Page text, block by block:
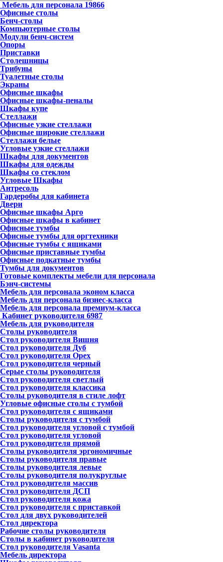
Мебель для персонала 19866
Офисные столы
Бенч-столы
Компьютерные столы
Модули бенч-систем
Опоры
Приставки
Столешницы
Трибуны
Туалетные столы
Экраны
Офисные шкафы
Офисные шкафы-пеналы
Шкафы купе
Стеллажи
Офисные узкие стеллажи
Офисные широкие стеллажи
Стеллажи белые
Угловые узкие стеллажи
Шкафы для документов
Шкафы для одежды
Шкафы со стеклом
Угловые Шкафы
Антресоль
Гардеробы для кабинета
Двери
Офисные шкафы Арго
Офисные шкафы в кабинет
Офисные тумбы
Офисные тумбы для оргтехники
Офисные тумбы с ящиками
Офисные приставные тумбы
Офисные подкатные тумбы
Тумбы для документов
Готовые комплекты мебели для персонала
Бэнч-системы
Мебель для персонала эконом класса
Мебель для персонала бизнес-класса
Мебель для персонала премиум-класса
Кабинет руководителя 6987
Мебель для руководителя
Столы руководителя
Стол руководителя Вишня
Стол руководителя Дуб
Стол руководителя Орех
Стол руководителя черный
Серые столы руководителя
Стол руководителя светлый
Стол руководителя классика
Столы руководителя в стиле лофт
Угловые офисные столы с тумбой
Стол руководителя с ящиками
Столы руководителя с тумбой
Стол руководителя угловой с тумбой
Стол руководителя угловой
Стол руководителя прямой
Столы руководителя эргономичные
Столы руководителя правые
Столы руководителя левые
Столы руководителя полукруглые
Стол руководителя массив
Стол руководителя ДСП
Стол руководителя кожа
Стол руководителя с приставкой
Стол для двух руководителей
Стол директора
Рабочие столы руководителя
Столы в кабинет руководителя
Стол руководителя Vasanta
Мебель директора